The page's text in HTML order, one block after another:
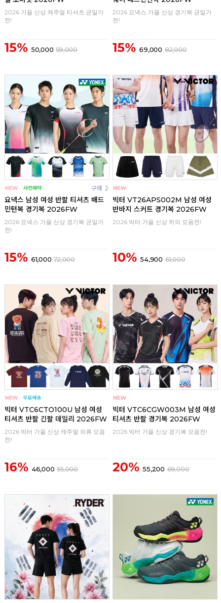
2026 가을 신상 캐주얼 티셔츠 균일가
전!
15% 50,000 59,000
2026 요넥스 가을 신상 경기복 균일가
전!
15% 69,000 82,000
구매 2
요넥스 남성 여성 반팔 티셔츠 배드
민턴복 경기복 2026FW
2026 요넥스 가을 신상 경기복 균일가
전!
15% 61,000 72,000
빅터 VT26APS002M 남성 여성
반바지 스커트 경기복 2026FW
2026 빅터 가을 신상 하의 모음전!
10% 54,900 61,000
빅터 VTC6CTO100U 남성 여성
티셔츠 반팔 긴팔 데일리 2026FW
2026 빅터 가을 신상 캐주얼 의류 모음
전!
16% 46,000 55,000
빅터 VTC6CGW003M 남성 여성
티셔츠 반팔 경기복 2026FW
2026 빅터 가을 신상 경기복 모음전!
20% 55,200 69,000